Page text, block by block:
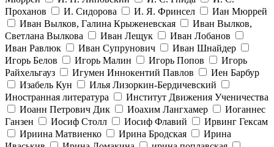
Проханов
И. Сидорова И. Я. Фринсел
Иан Мюррей
Иван Вылков, Галина Крыженевская
Иван Вылков,
Светлана Вылкова
Иван Лещук
Иван Лобанов
Иван Равлюк
Иван Супрунович
Иван Шнайдер
Игорь Белов
Игорь Малин Игорь Попов
Игорь
Райхельгауз
Игумен Иннокентий Павлов
Иен Барбур
Изабель Кун
Илья Лизоркин-Бердичевский
Иностранная литература
Институт Движения Ученичества
Иоанн Петрович Дик
Иоахим Лангхамер
Иоганнес
Ганзен
Иосиф Столл Иосиф Флавий
Ирвинг Гексам
Ириина Матвиенко
Ирина Бродская
Ирина